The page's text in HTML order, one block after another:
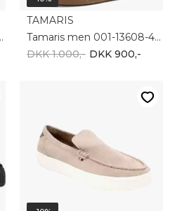
-10%
PUMA
Puma Club 2 Era 400717-01